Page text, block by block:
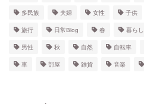
多民族 夫婦 女性 子供
旅行 日常Blog 春 暮らし
男性 秋 自然 自転車
車 部屋 雑貨 音楽